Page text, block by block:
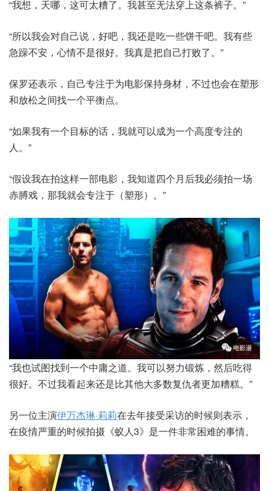
“我想，天哪，这可太糟了。我甚至无法穿上这条裤子。”
“所以我会对自己说，好吧，我还是吃一些饼干吧。我有些
急躁不安，心情不是很好。我真是把自己打败了。”
保罗还表示，自己专注于为电影保持身材，不过也会在塑形
和放松之间找一个平衡点。
“如果我有一个目标的话，我就可以成为一个高度专注的
人。”
“假设我在拍这样一部电影，我知道四个月后我必须拍一场
赤膊戏，那我就会专注于（塑形）。”
“我也试图找到一个中庸之道。我可以努力锻炼，然后吃得
很好。不过我看起来还是比其他大多数复仇者更加糟糕。”
另一位主演伊万杰琳·莉莉在去年接受采访的时候则表示，
在疫情严重的时候拍摄《蚁人3》是一件非常困难的事情。